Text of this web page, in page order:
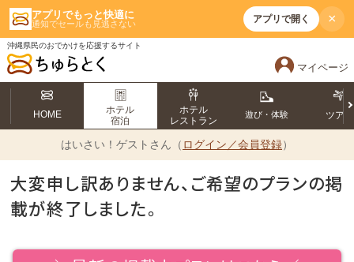
アプリでもっと快適に
通知でセールも見逃さない アプリで開く ×
沖縄県民のおでかけを応援するサイト
マイページ
HOME
ホテル
宿泊
ホテル
レストラン
遊び・体験 ツアー
はいさい！ ゲストさん（ ログイン／会員登録）
大変申し訳ありません、ご希望のプランの掲
載が終了しました。